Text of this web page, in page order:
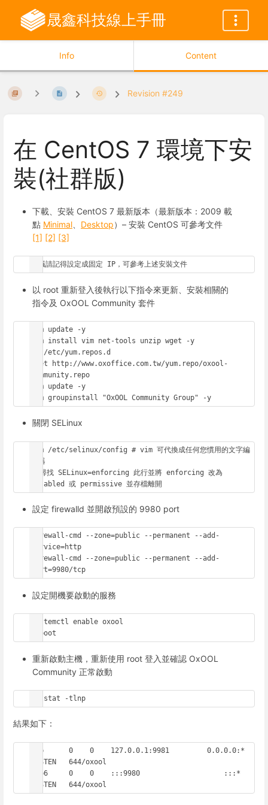
晟鑫科技線上手冊
Info Content
Revision #249
在 CentOS 7 環境下安
裝(社群版)
下載、安裝 CentOS 7 最新版本（最新版本：2009 載
點 Minimal Desktop）– 安裝 CentOS 可參考文件
[1] [2] [3]
建議請記得設定成固定 IP，可參考上述安裝文件
以 root 重新登入後執行以下指令來更新、安裝相關的
指令及 OxOOL Community 套件
yum update -y
yum install vim net-tools unzip wget -y
cd /etc/yum.repos.d
wget http://www.oxoffice.com.tw/yum.repo/oxool-
community.repo
yum update -y
yum groupinstall "OxOOL Community Group" -y
關閉 SELinux
vim /etc/selinux/config # vim 可代換成任何您慣用的文字編
輯器
# 尋找 SELinux=enforcing 此行並將 enforcing 改為
disabled 或 permissive 並存檔離開
設定 firewalld 並開啟預設的 9980 port
firewall-cmd --zone=public --permanent --add-
service=http
firewall-cmd --zone=public --permanent --add-
port=9980/tcp
設定開機要啟動的服務
systemctl enable oxool
reboot
重新啟動主機，重新使用 root 登入並確認 OxOOL
Community 正常啟動
netstat -tlnp
結果如下：
tcp      0    0    127.0.0.1:9981	  0.0.0.0:*
LISTEN   644/oxool
tcp6     0    0    :::9980		      :::*
LISTEN   644/oxool